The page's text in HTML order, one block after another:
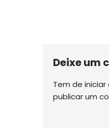
Deixe um
Tem de iniciar
publicar um